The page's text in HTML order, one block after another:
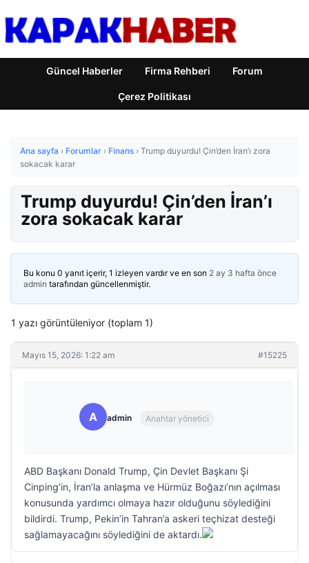
Güncel Haberler Firma Rehberi Forum
Çerez Politikası
Ana sayfa › Forumlar › Finans › Trump duyurdu! Çin’den İran’ı zora
sokacak karar
Trump duyurdu! Çin’den İran’ı
zora sokacak karar
Bu konu 0 yanıt içerir, 1 izleyen vardır ve en son 2 ay 3 hafta önce
admin tarafından güncellenmiştir.
1 yazı görüntüleniyor (toplam 1)
Mayıs 15, 2026: 1:22 am #15225
A admin Anahtar yönetici
ABD Başkanı Donald Trump, Çin Devlet Başkanı Şi
Cinping’in, İran’la anlaşma ve Hürmüz Boğazı’nın açılması
konusunda yardımcı olmaya hazır olduğunu söylediğini
bildirdi. Trump, Pekin’in Tahran’a askeri teçhizat desteği
sağlamayacağını söylediğini de aktardı.